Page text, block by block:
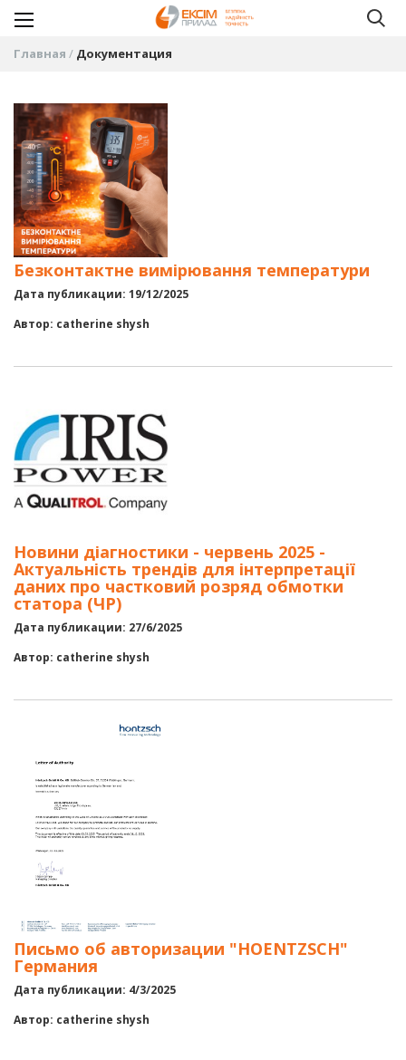
Главная Документация
Безконтактне вимірювання температури
Дата публикации: 19/12/2025
Автор: catherine shysh
Новини діагностики - червень 2025 -
Актуальність трендів для інтерпретації
даних про частковий розряд обмотки
статора (ЧР)
Дата публикации: 27/6/2025
Автор: catherine shysh
Письмо об авторизации "HOENTZSCH"
Германия
Дата публикации: 4/3/2025
Автор: catherine shysh